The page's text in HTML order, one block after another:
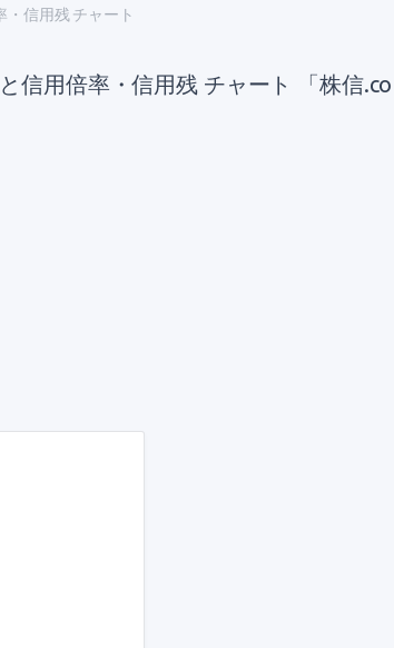
・信用残 チャート
信用倍率・信用残 チャート 「株信